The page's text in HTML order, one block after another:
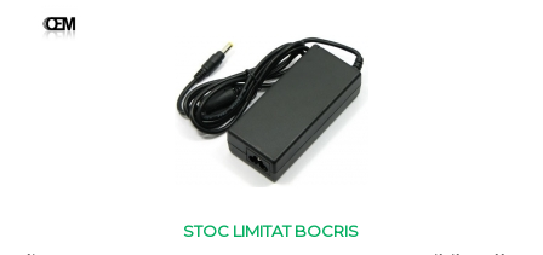
STOC LIMITAT BOCRIS